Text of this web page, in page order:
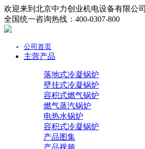
欢迎来到北京中力创业机电设备有限公司
全国统一咨询热线：400-0307-800
公司首页
主营产品
落地式冷凝锅炉
壁挂式冷凝锅炉
容积式燃气锅炉
燃气蒸汽锅炉
电热水锅炉
容积式冷凝锅炉
产品图集
产品视频